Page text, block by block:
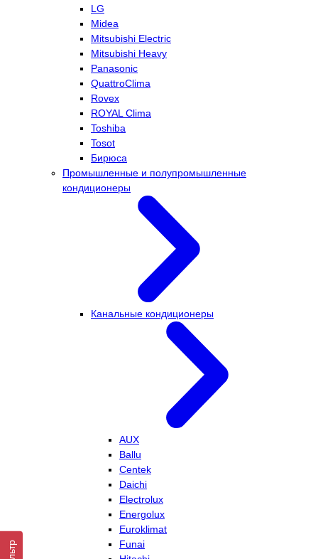
LG
Midea
Mitsubishi Electric
Mitsubishi Heavy
Panasonic
QuattroClima
Rovex
ROYAL Clima
Toshiba
Tosot
Бирюса
Промышленные и полупромышленные
кондиционеры
Канальные кондиционеры
AUX
Ballu
Centek
Daichi
Electrolux
Energolux
Euroklimat
Funai